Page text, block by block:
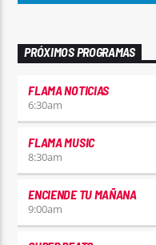
PRÓXIMOS PROGRAMAS
FLAMA NOTICIAS
6:30am
FLAMA MUSIC
8:30am
ENCIENDE TU MAÑANA
9:00am